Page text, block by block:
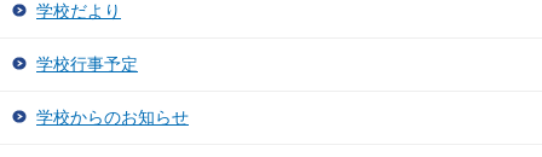
学校だより
学校行事予定
学校からのお知らせ